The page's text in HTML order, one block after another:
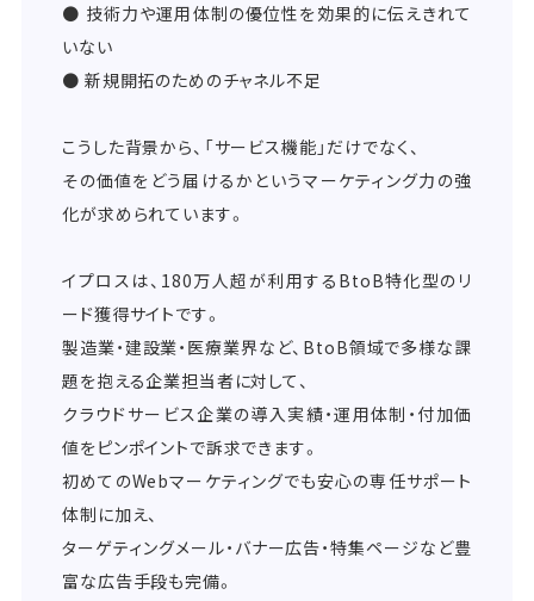
● 技術力や運用体制の優位性を効果的に伝えきれて
いない
● 新規開拓のためのチャネル不足
こうした背景から、「サービス機能」だけでなく、
その価値をどう届けるかというマーケティング力の強
化が求められています。
イプロスは、180万人超が利用するBtoB特化型のリ
ード獲得サイトです。
製造業・建設業・医療業界など、BtoB領域で多様な課
題を抱える企業担当者に対して、
クラウドサービス企業の導入実績・運用体制・付加価
値をピンポイントで訴求できます。
初めてのWebマーケティングでも安心の専任サポート
体制に加え、
ターゲティングメール・バナー広告・特集ページなど豊
富な広告手段も完備。